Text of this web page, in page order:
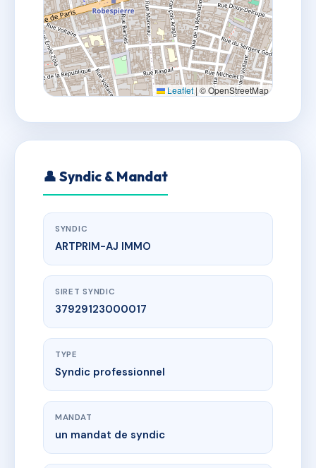
Leaflet|© OpenStreetMap
👤 Syndic & Mandat
SYNDIC
ARTPRIM-AJ IMMO
SIRET SYNDIC
37929123000017
TYPE
Syndic professionnel
MANDAT
un mandat de syndic